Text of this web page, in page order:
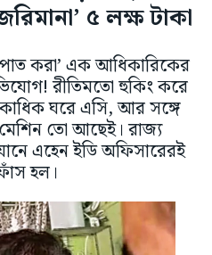
৫ লক্ষ টাকা
করা’ এক আধিকারিকের
রীতিমতো হুকিং করে
ঘরে এসি, আর সঙ্গে
তো আছেই। রাজ্য
এহেন ইডি অফিসারেরই
হল।